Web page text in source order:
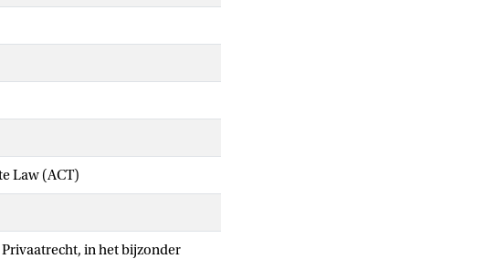
Law (ACT)
in het bijzonder